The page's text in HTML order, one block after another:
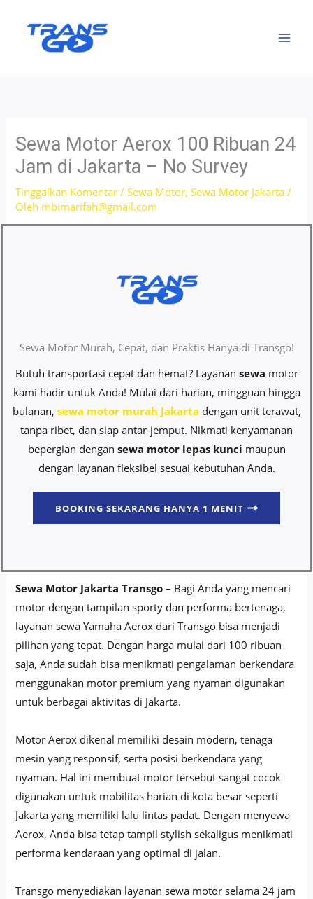
Sewa Motor Aerox 100 Ribuan 24
Jam di Jakarta – No Survey
Tinggalkan Komentar /Sewa Motor,Sewa Motor Jakarta /
Oleh mbimarifah@gmail.com
Sewa Motor Murah, Cepat, dan Praktis Hanya di Transgo!
Butuh transportasi cepat dan hemat? Layanan sewa motor
kami hadir untuk Anda! Mulai dari harian, mingguan hingga
bulanan, sewa motor murah Jakarta dengan unit terawat,
tanpa ribet, dan siap antar-jemput. Nikmati kenyamanan
bepergian dengan sewa motor lepas kunci maupun
dengan layanan fleksibel sesuai kebutuhan Anda.
BOOKING SEKARANG HANYA 1 MENIT
Sewa Motor Jakarta Transgo – Bagi Anda yang mencari
motor dengan tampilan sporty dan performa bertenaga,
layanan sewa Yamaha Aerox dari Transgo bisa menjadi
pilihan yang tepat. Dengan harga mulai dari 100 ribuan
saja, Anda sudah bisa menikmati pengalaman berkendara
menggunakan motor premium yang nyaman digunakan
untuk berbagai aktivitas di Jakarta.
Motor Aerox dikenal memiliki desain modern, tenaga
mesin yang responsif, serta posisi berkendara yang
nyaman. Hal ini membuat motor tersebut sangat cocok
digunakan untuk mobilitas harian di kota besar seperti
Jakarta yang memiliki lalu lintas padat. Dengan menyewa
Aerox, Anda bisa tetap tampil stylish sekaligus menikmati
performa kendaraan yang optimal di jalan.
Transgo menyediakan layanan sewa motor selama 24 jam